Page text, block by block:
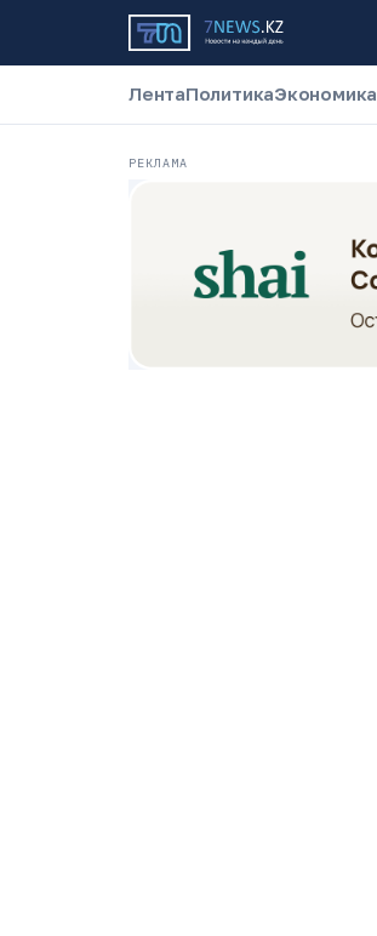
ЛентаПолитикаЭкономика
РЕКЛАМА